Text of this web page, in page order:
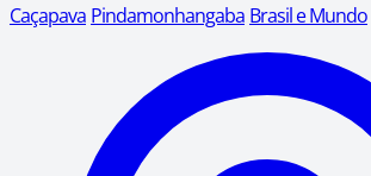
Caçapava Pindamonhangaba Brasil e Mundo